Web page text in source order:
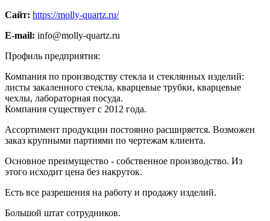
Сайт: https://molly-quartz.ru/
E-mail: info@molly-quartz.ru
Профиль предприятия:
Компания по производству стекла и стеклянных изделий:
листы закаленного стекла, кварцевые трубки, кварцевые
чехлы, лабораторная посуда.
Компания существует с 2012 года.
Ассортимент продукции постоянно расширяется. Возможен
заказ крупными партиями по чертежам клиента.
Основное преимущество - собственное производство. Из
этого исходит цена без накруток.
Есть все разрешения на работу и продажу изделий.
Большой штат сотрудников.